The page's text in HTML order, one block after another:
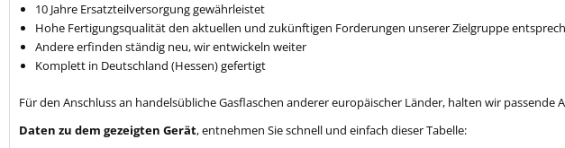
10 Jahre Ersatzteilversorgung gewährleistet
Hohe Fertigungsqualität den aktuellen und zukünftigen Forderungen unserer Zielgruppe
Andere erfinden ständig neu, wir entwickeln weiter
Komplett in Deutschland (Hessen) gefertigt
Für den Anschluss an handelsübliche Gasflaschen anderer europäischer Länder, halten wir passende
Daten zu dem gezeigten Gerät, entnehmen Sie schnell und einfach dieser Tabelle: